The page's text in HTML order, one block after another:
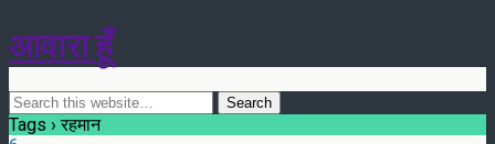
आवारा हूँ
Tags › रहमान